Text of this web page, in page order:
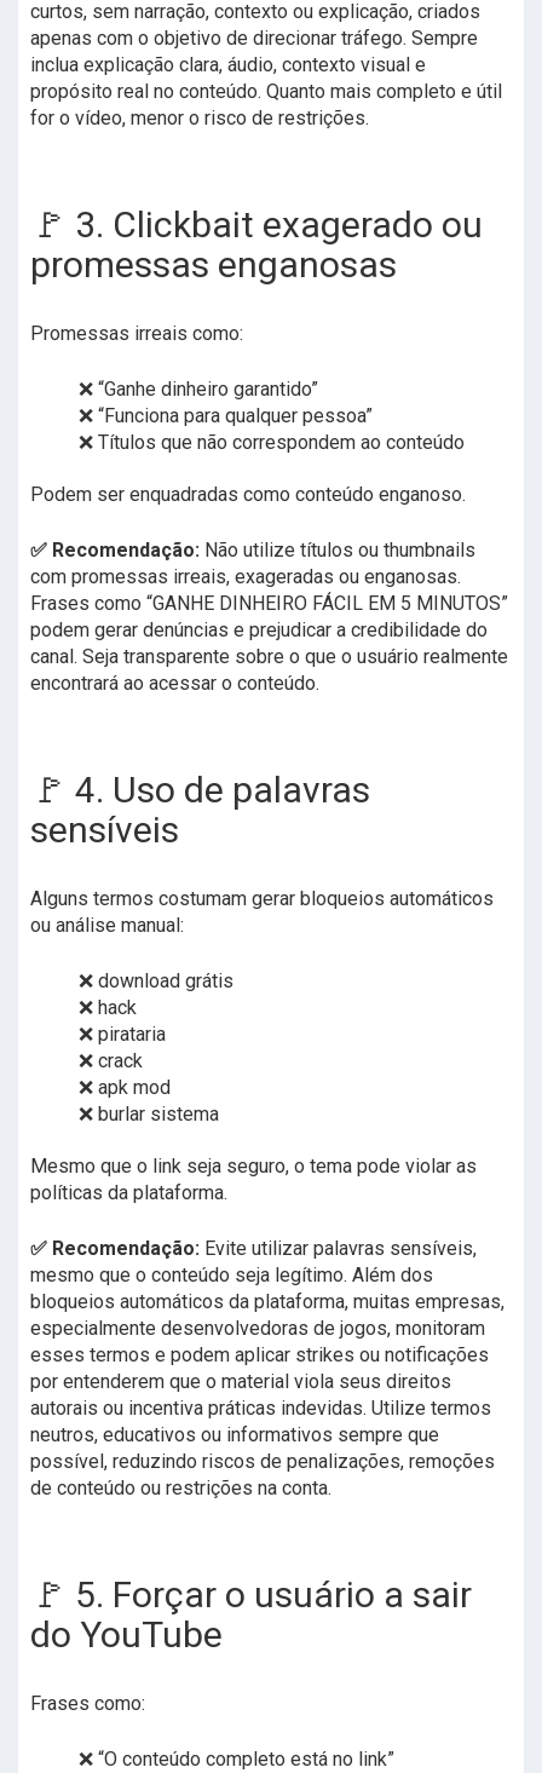
curtos, sem narração, contexto ou explicação, criados
apenas com o objetivo de direcionar tráfego. Sempre
inclua explicação clara, áudio, contexto visual e
propósito real no conteúdo. Quanto mais completo e útil
for o vídeo, menor o risco de restrições.
🚩 3. Clickbait exagerado ou
promessas enganosas
Promessas irreais como:
❌ “Ganhe dinheiro garantido”
❌ “Funciona para qualquer pessoa”
❌ Títulos que não correspondem ao conteúdo
Podem ser enquadradas como conteúdo enganoso.
✅ Recomendação: Não utilize títulos ou thumbnails
com promessas irreais, exageradas ou enganosas.
Frases como “GANHE DINHEIRO FÁCIL EM 5 MINUTOS”
podem gerar denúncias e prejudicar a credibilidade do
canal. Seja transparente sobre o que o usuário realmente
encontrará ao acessar o conteúdo.
🚩 4. Uso de palavras
sensíveis
Alguns termos costumam gerar bloqueios automáticos
ou análise manual:
❌ download grátis
❌ hack
❌ pirataria
❌ crack
❌ apk mod
❌ burlar sistema
Mesmo que o link seja seguro, o tema pode violar as
políticas da plataforma.
✅ Recomendação: Evite utilizar palavras sensíveis,
mesmo que o conteúdo seja legítimo. Além dos
bloqueios automáticos da plataforma, muitas empresas,
especialmente desenvolvedoras de jogos, monitoram
esses termos e podem aplicar strikes ou notificações
por entenderem que o material viola seus direitos
autorais ou incentiva práticas indevidas. Utilize termos
neutros, educativos ou informativos sempre que
possível, reduzindo riscos de penalizações, remoções
de conteúdo ou restrições na conta.
🚩 5. Forçar o usuário a sair
do YouTube
Frases como:
❌ “O conteúdo completo está no link”